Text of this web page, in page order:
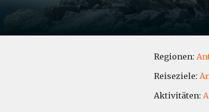
Regionen:
Reiseziele:
Aktivitäten: